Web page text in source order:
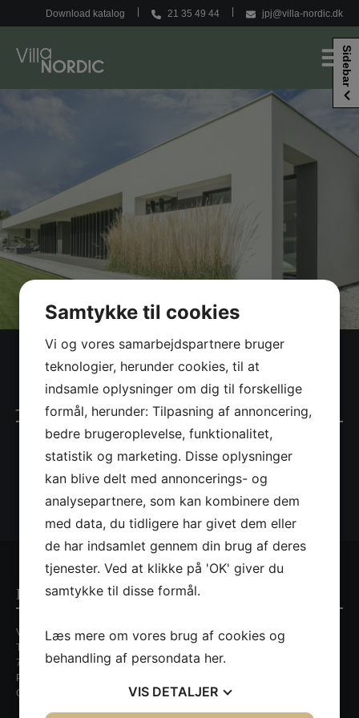
til
Download katalog 21 35 49 44 jpj@villa-nordic.dk
_S5A7664
Sidebar
Kontaktinformationer
Villa Nordic
Tirsbækvej 13A
7120 Vejle Ø
Persondatapolitik
CVR. nr. 35648429
Samtykke til cookies
Vi og vores samarbejdspartnere bruger
teknologier, herunder cookies, til at
indsamle oplysninger om dig til forskellige
formål, herunder: Tilpasning af annoncering,
bedre brugeroplevelse, funktionalitet,
statistik og marketing. Disse oplysninger
kan blive delt med annoncerings- og
analysepartnere, som kan kombinere dem
med data, du tidligere har givet dem eller
de har indsamlet gennem din brug af deres
tjenester. Ved at klikke på 'OK' giver du
samtykke til disse formål.
Læs mere om vores brug af cookies og
behandling af persondata her.
VIS DETALJER